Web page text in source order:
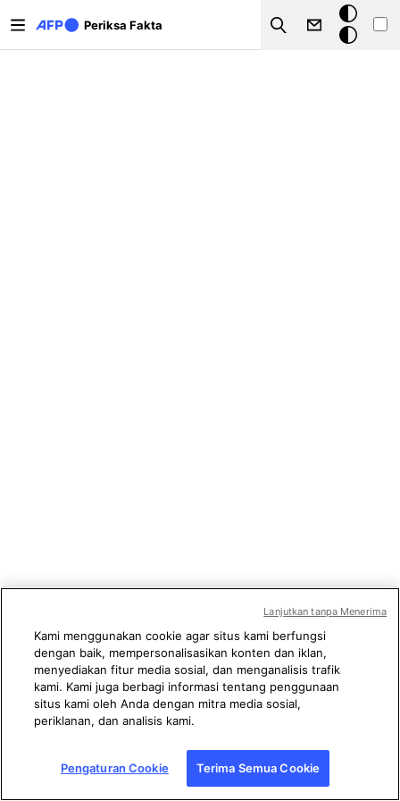
Periksa Fakta
Search
Mode
gelap
Kami menggunakan cookie agar situs kami berfungsi
dengan baik, mempersonalisasikan konten dan iklan,
menyediakan fitur media sosial, dan menganalisis trafik
kami. Kami juga berbagi informasi tentang penggunaan
situs kami oleh Anda dengan mitra media sosial,
periklanan, dan analisis kami.
Pengaturan Cookie Terima Semua Cookie
Lanjutkan tanpa Menerima